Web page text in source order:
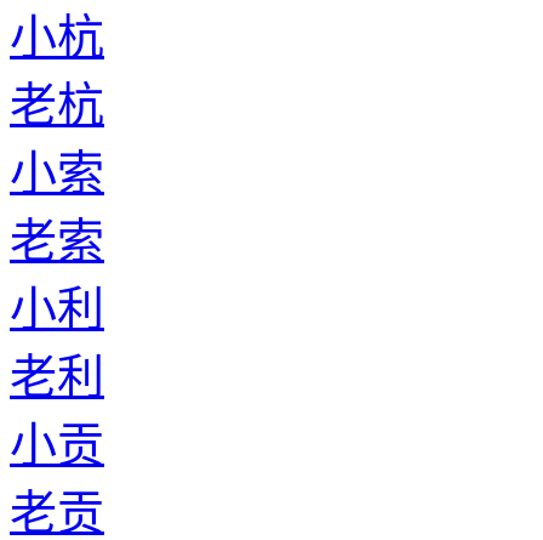
小杭
老杭
小索
老索
小利
老利
小贡
老贡